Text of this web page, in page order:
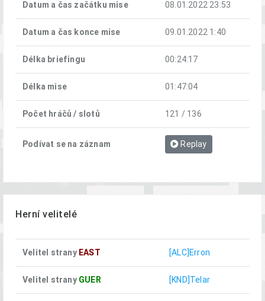
Datum a čas začátku mise 08.01.2022 23:53
Datum a čas konce mise 09.01.2022 1:40
Délka briefingu 00:24:17
Délka mise 01:47:04
Počet hráčů / slotů 121 / 136
Podívat se na záznam Replay
Herní velitelé
Velitel strany EAST [ALC]Erron
Velitel strany GUER [KND]Telar